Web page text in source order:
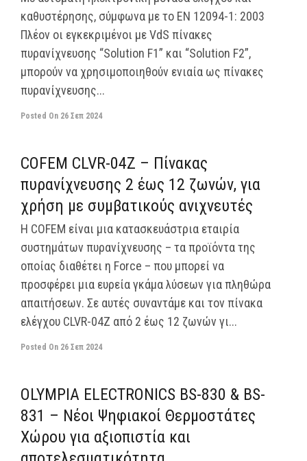
καθυστέρησης, σύμφωνα με το ΕΝ 12094-1: 2003
Πλέον οι εγκεκριμένοι με VdS πίνακες
πυρανίχνευσης “Solution F1” και “Solution F2”,
μπορούν να χρησιμοποιηθούν ενιαία ως πίνακες
πυρανίχνευσης...
Posted On 26 Σεπ 2024
COFEM CLVR-04Z – Πίνακας
πυρανίχνευσης 2 έως 12 ζωνών, για
χρήση με συμβατικούς ανιχνευτές
H COFEM είναι μια κατασκευάστρια εταιρία
συστημάτων πυρανίχνευσης – τα προϊόντα της
οποίας διαθέτει η Force – που μπορεί να
προσφέρει μια ευρεία γκάμα λύσεων για πληθώρα
απαιτήσεων. Σε αυτές συναντάμε και τον πίνακα
ελέγχου CLVR-04Z από 2 έως 12 ζωνών γι...
Posted On 26 Σεπ 2024
OLYMPIA ELECTRONICS BS-830 & BS-
831 – Νέοι Ψηφιακοί Θερμοστάτες
Χώρου για αξιοπιστία και